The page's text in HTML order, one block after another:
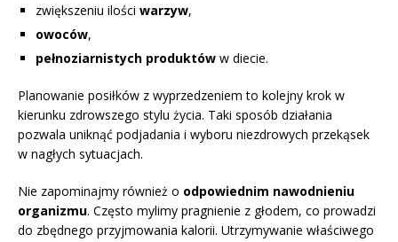
zwiększeniu ilości warzyw,
owoców,
pełnoziarnistych produktów w diecie.
Planowanie posiłków z wyprzedzeniem to kolejny krok w
kierunku zdrowszego stylu życia. Taki sposób działania
pozwala uniknąć podjadania i wyboru niezdrowych przekąsek
w nagłych sytuacjach.
Nie zapominajmy również o odpowiednim nawodnieniu
organizmu. Często mylimy pragnienie z głodem, co prowadzi
do zbędnego przyjmowania kalorii. Utrzymywanie właściwego